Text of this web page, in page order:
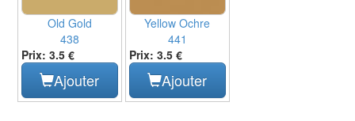
Old Gold
438
Prix: 3.5 €
Ajouter
Yellow Ochre
441
Prix: 3.5 €
Ajouter